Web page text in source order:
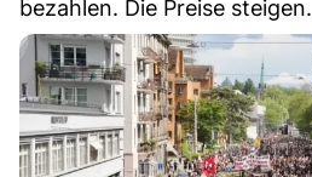
bezahlen. Die Preise steigen.